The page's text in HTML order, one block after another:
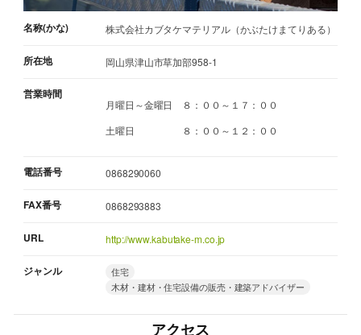
名称(かな) 株式会社カブタケマテリアル（かぶたけまてりある）
所在地 岡山県津山市草加部958-1
営業時間
月曜日～金曜日 ８：００～１７：００
土曜日 ８：００～１２：００
電話番号 0868290060
FAX番号 0868293883
URL http://www.kabutake-m.co.jp
ジャンル
住宅
木材・建材・住宅設備の販売・建築アドバイザー
アクセス